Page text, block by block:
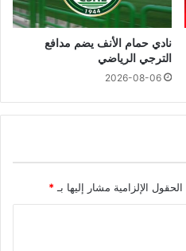
نادي حمام الأنف يضم مدافع
الترجي الرياضي
2026-08-06
الحقول الإلزامية مشار إليها بـ *